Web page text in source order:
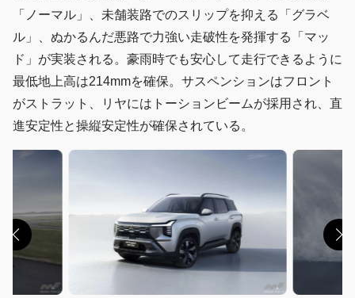
「ノーマル」、未舗装路でのスリップを抑える「グラベ
ル」、ぬかるんだ悪路で力強い走破性を発揮する「マッ
ド」が実装される。豪雨時でも安心して走行できるように
最低地上高は214mmを確保。サスペンションはフロント
がストラット、リヤにはトーションビームが採用され、直
進安定性と操縦安定性が確保されている。